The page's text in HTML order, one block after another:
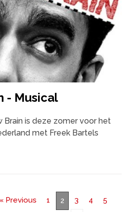
- Musical
Brain is deze zomer voor het
met Freek Bartels
« Previous 1 2 3 4
5